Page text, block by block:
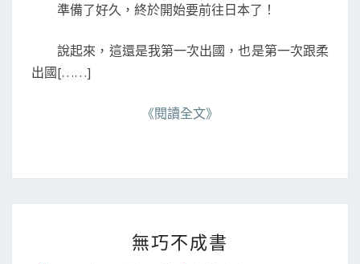
準備了好久，終於開始要前往日本了！
說起來，這還是我第一次出國，也是第一次跟柔
出國[……]
《閱讀全文》
巧
無巧不成書